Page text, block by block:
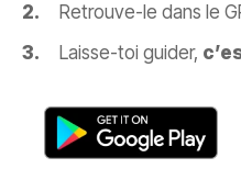
Retrouve-le dans le
Laisse-toi guider,